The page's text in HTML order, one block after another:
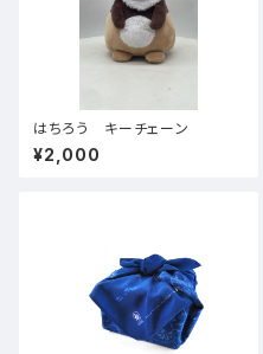
はちろう キーチェーン
¥2,000